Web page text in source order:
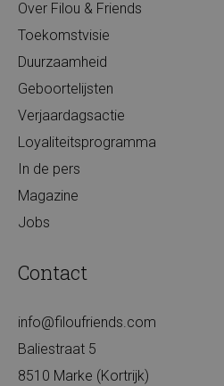
Over Filou & Friends
Toekomstvisie
Duurzaamheid
Geboortelijsten
Verjaardagsactie
Loyaliteitsprogramma
In de pers
Magazine
Jobs
Contact
info@filoufriends.com
Baliestraat 5
8510 Marke (Kortrijk)